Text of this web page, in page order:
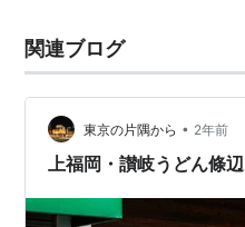
関連ブログ
東京の片隅から • 2年前
上福岡・讃岐うどん條辺